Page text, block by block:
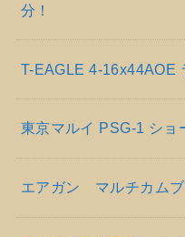
分！
T-EAGLE 4-16x44AOE
東京マルイ PSG-1 ショ
エアガン マルチカム